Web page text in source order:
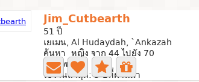
Jim_Cutbearth
51 ปี
เยเมน, Al Hudaydah, `Ankazah
ค้นหา หญิง จาก 44 ไปยัง 70
0 ภาพถ่าย
ใช้งานล่าสุด: 3 ปีที่ผ่านมา